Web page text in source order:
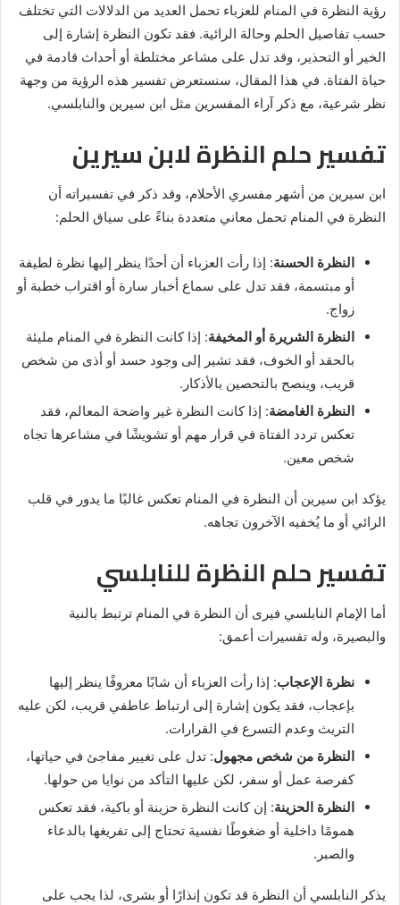
رؤية النظرة في المنام للعزباء تحمل العديد من الدلالات التي تختلف
حسب تفاصيل الحلم وحالة الرائية. فقد تكون النظرة إشارة إلى
الخير أو التحذير، وقد تدل على مشاعر مختلطة أو أحداث قادمة في
حياة الفتاة. في هذا المقال، سنستعرض تفسير هذه الرؤية من وجهة
نظر شرعية، مع ذكر آراء المفسرين مثل ابن سيرين والنابلسي.
تفسير حلم النظرة لابن سيرين
ابن سيرين من أشهر مفسري الأحلام، وقد ذكر في تفسيراته أن
النظرة في المنام تحمل معاني متعددة بناءً على سياق الحلم:
النظرة الحسنة: إذا رأت العزباء أن أحدًا ينظر إليها نظرة لطيفة
أو مبتسمة، فقد تدل على سماع أخبار سارة أو اقتراب خطبة أو
زواج.
النظرة الشريرة أو المخيفة: إذا كانت النظرة في المنام مليئة
بالحقد أو الخوف، فقد تشير إلى وجود حسد أو أذى من شخص
قريب، وينصح بالتحصين بالأذكار.
النظرة الغامضة: إذا كانت النظرة غير واضحة المعالم، فقد
تعكس تردد الفتاة في قرار مهم أو تشويشًا في مشاعرها تجاه
شخص معين.
يؤكد ابن سيرين أن النظرة في المنام تعكس غالبًا ما يدور في قلب
الرائي أو ما يُخفيه الآخرون تجاهه.
تفسير حلم النظرة للنابلسي
أما الإمام النابلسي فيرى أن النظرة في المنام ترتبط بالنية
والبصيرة، وله تفسيرات أعمق:
نظرة الإعجاب: إذا رأت العزباء أن شابًا معروفًا ينظر إليها
بإعجاب، فقد يكون إشارة إلى ارتباط عاطفي قريب، لكن عليه
التريث وعدم التسرع في القرارات.
النظرة من شخص مجهول: تدل على تغيير مفاجئ في حياتها،
كفرصة عمل أو سفر، لكن عليها التأكد من نوايا من حولها.
النظرة الحزينة: إن كانت النظرة حزينة أو باكية، فقد تعكس
همومًا داخلية أو ضغوطًا نفسية تحتاج إلى تفريغها بالدعاء
والصبر.
يذكر النابلسي أن النظرة قد تكون إنذارًا أو بشرى، لذا يجب على